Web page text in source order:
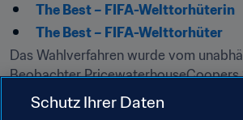
The Best – FIFA-Welttorhüterin
The Best – FIFA-Welttorhüter
Das Wahlverfahren wurde vom
Beobachter PricewaterhouseCoopers
überwacht und beaufsichtigt. Weitere
Schutz Ihrer Daten